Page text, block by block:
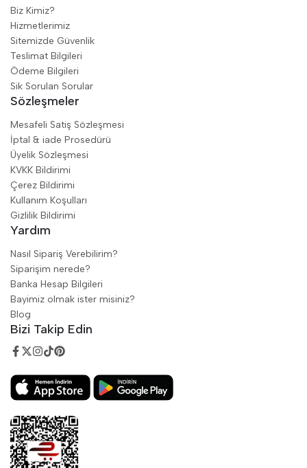
Biz Kimiz?
Hizmetlerimiz
Sitemizde Güvenlik
Teslimat Bilgileri
Ödeme Bilgileri
Sik Sorulan Sorular
Sözleşmeler
Mesafeli Satiş Sözleşmesi
İptal & iade Prosedürü
Üyelik Sözleşmesi
KVKK Bildirimi
Çerez Bildirimi
Kullanım Koşulları
Gizlilik Bildirimi
Yardım
Nasıl Sipariş Verebilirim?
Siparişim nerede?
Banka Hesap Bilgileri
Bayimiz olmak ister misiniz?
Blog
Bizi Takip Edin